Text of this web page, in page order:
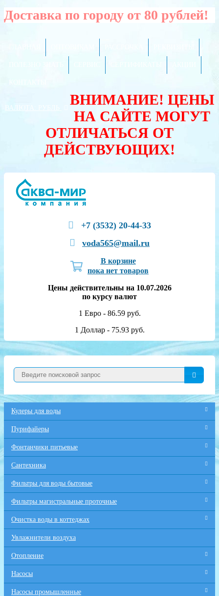
Доставка по городу от 80 рублей!
ВАЛЮТА:
ВНИМАНИЕ! ЦЕНЫ
НА САЙТЕ МОГУТ
ОТЛИЧАТЬСЯ ОТ
ДЕЙСТВУЮЩИХ!
+7 (3532) 20-44-33
voda565@mail.ru
В корзине
пока нет товаров
Цены действительны на 10.07.2026
по курсу валют
1 Евро - 86.59 руб.
1 Доллар - 75.93 руб.
Кулеры для воды
Пурифайеры
Фонтанчики питьевые
Сантехника
Фильтры для воды бытовые
Фильтры магистральные проточные
Очистка воды в коттеджах
Увлажнители воздуха
Отопление
Насосы
Насосы промышленные